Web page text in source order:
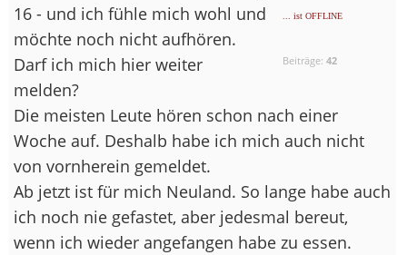
... ist OFFLINE
Beiträge:42
16 - und ich fühle mich wohl und
möchte noch nicht aufhören.
Darf ich mich hier weiter
melden?
Die meisten Leute hören schon nach einer
Woche auf. Deshalb habe ich mich auch nicht
von vornherein gemeldet.
Ab jetzt ist für mich Neuland. So lange habe auch
ich noch nie gefastet, aber jedesmal bereut,
wenn ich wieder angefangen habe zu essen.